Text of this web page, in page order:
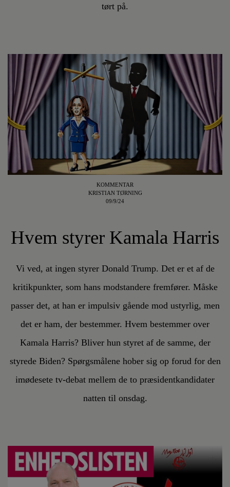
tørt på.
KOMMENTAR
KRISTIAN TØRNING
09/9/24
Hvem styrer Kamala Harris
Vi ved, at ingen styrer Donald Trump. Det er et af de
kritikpunkter, som hans modstandere fremfører. Måske
passer det, at han er impulsiv gående mod ustyrlig, men
det er ham, der bestemmer. Hvem bestemmer over
Kamala Harris? Bliver hun styret af de samme, der
styrede Biden? Spørgsmålene hober sig op forud for den
imødesete tv-debat mellem de to præsidentkandidater
natten til onsdag.